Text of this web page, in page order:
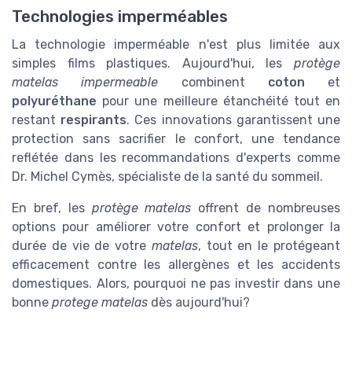
Technologies imperméables
La technologie imperméable n'est plus limitée aux
simples films plastiques. Aujourd'hui, les protège
matelas impermeable combinent coton et
polyuréthane pour une meilleure étanchéité tout en
restant respirants. Ces innovations garantissent une
protection sans sacrifier le confort, une tendance
reflétée dans les recommandations d'experts comme
Dr. Michel Cymès, spécialiste de la santé du sommeil.
En bref, les protège matelas offrent de nombreuses
options pour améliorer votre confort et prolonger la
durée de vie de votre matelas, tout en le protégeant
efficacement contre les allergènes et les accidents
domestiques. Alors, pourquoi ne pas investir dans une
bonne protege matelas dès aujourd'hui?